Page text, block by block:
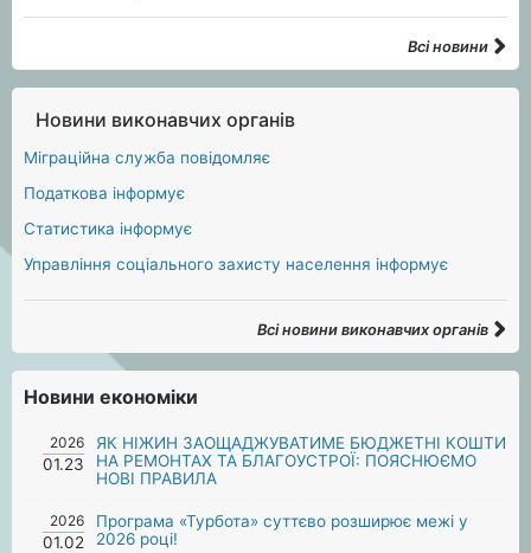
Всі новини
Новини виконавчих органів
Міграційна служба повідомляє
Податкова інформує
Статистика інформує
Управління соціального захисту населення інформує
Всі новини виконавчих органів
Новини економіки
2026
01.23
ЯК НІЖИН ЗАОЩАДЖУВАТИМЕ БЮДЖЕТНІ КОШТИ
НА РЕМОНТАХ ТА БЛАГОУСТРОЇ: ПОЯСНЮЄМО
НОВІ ПРАВИЛА
2026
01.02
Програма «Турбота» суттєво розширює межі у
2026 році!